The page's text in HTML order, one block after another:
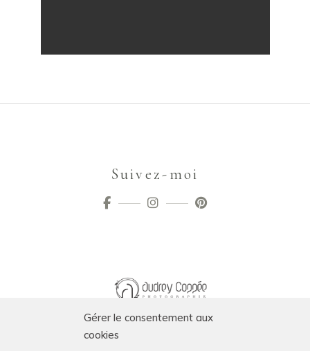
Gérer le consentement aux
cookies
Suivez-moi